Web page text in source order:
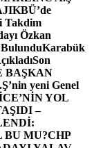
KBÜ’de
Takdim
Özkan
Karabük
Son
BAŞKAN
yeni Genel
YOL
–
BU MU?CHP